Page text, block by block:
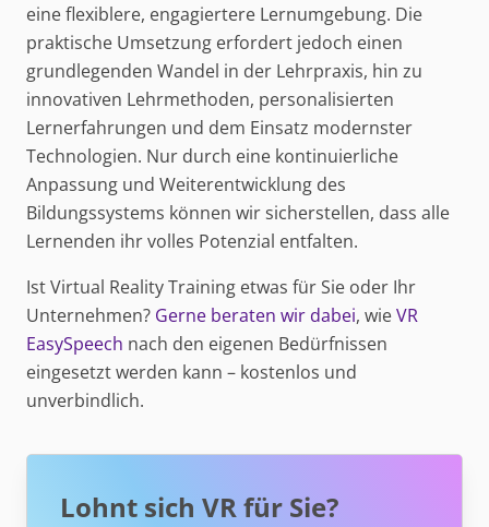
eine flexiblere, engagiertere Lernumgebung. Die
praktische Umsetzung erfordert jedoch einen
grundlegenden Wandel in der Lehrpraxis, hin zu
innovativen Lehrmethoden, personalisierten
Lernerfahrungen und dem Einsatz modernster
Technologien. Nur durch eine kontinuierliche
Anpassung und Weiterentwicklung des
Bildungssystems können wir sicherstellen, dass alle
Lernenden ihr volles Potenzial entfalten.
Ist Virtual Reality Training etwas für Sie oder Ihr
Unternehmen? Gerne beraten wir dabei, wieVR
EasySpeech nach den eigenen Bedürfnissen
eingesetzt werden kann – kostenlos und
unverbindlich.
Lohnt sich VR für Sie?